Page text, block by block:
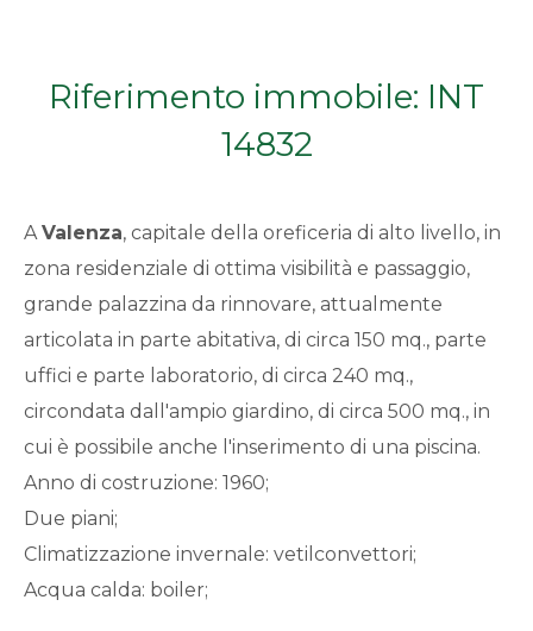
Riferimento immobile: INT
14832
AValenza, capitale della oreficeria di alto livello, in
zona residenziale di ottima visibilità e passaggio,
grande palazzina da rinnovare, attualmente
articolata in parte abitativa, di circa 150 mq., parte
uffici e parte laboratorio, di circa 240 mq.,
circondata dall'ampio giardino, di circa 500 mq., in
cui è possibile anche l'inserimento di una piscina.
Anno di costruzione: 1960;
Due piani;
Climatizzazione invernale: vetilconvettori;
Acqua calda: boiler;
1
3
4
5
5+
Bagni
minimi